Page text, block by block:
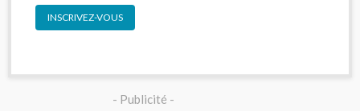
INSCRIVEZ-VOUS
- Publicité -